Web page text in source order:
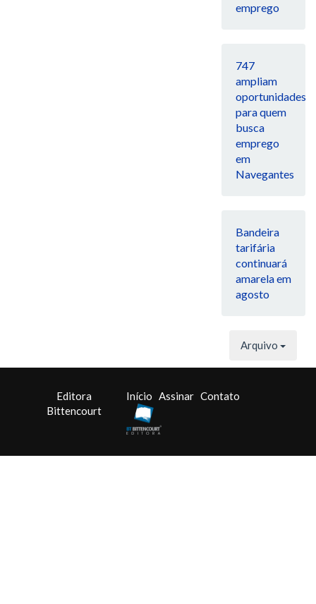
emprego
747
ampliam
oportunidades
para quem
busca
emprego
em
Navegantes
Bandeira
tarifária
continuará
amarela em
agosto
Arquivo
Editora
Bittencourt
Início Assinar Contato